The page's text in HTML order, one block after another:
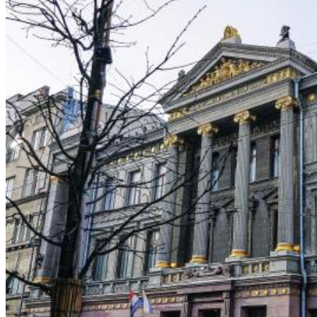
08.08.2026 | 19:11
8 августа самарские "Крылья Советов" на домашнем стадионе
уступили "Балтике"
08.08.2026 | 18:41
Вячеслав Федорищев: "У нас очень сильная федерация
прыжков на батуте"
08.08.2026 | 17:57
Самарцев приглашают на бесплатные тренировки 9 августа
08.08.2026 | 17:38
8 августа в Самаре косят траву на 20-ти улицах
08.08.2026 | 17:08
Школы Самарской области перейдут на обновленную
программу с 1 сентября
08.08.2026 | 16:39
В Самарской области 8 августа объявили штормовое
предупреждение
08.08.2026 | 16:30
Вячеслав Федорищев вручил награды спортсменам, тренерам
и ветеранам
08.08.2026 | 15:59
Где в Самаре отключат холодную воду с 10 по 12 августа:
список адресов
08.08.2026 | 15:44
Ливень с грозой и жара до 35 °C ожидаются в Самарской